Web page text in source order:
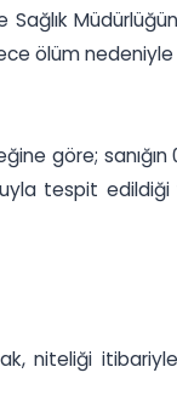
ölüm
göre;
tespit
niteliği